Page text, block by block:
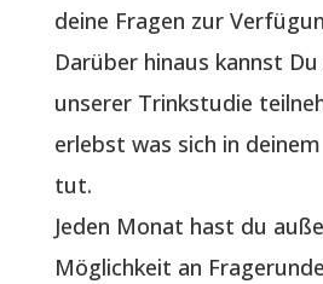
deine Fragen zur
Darüber hinaus kannst
unserer Trinkstudie
erlebst was sich in
tut.
Jeden Monat hast du
Möglichkeit an